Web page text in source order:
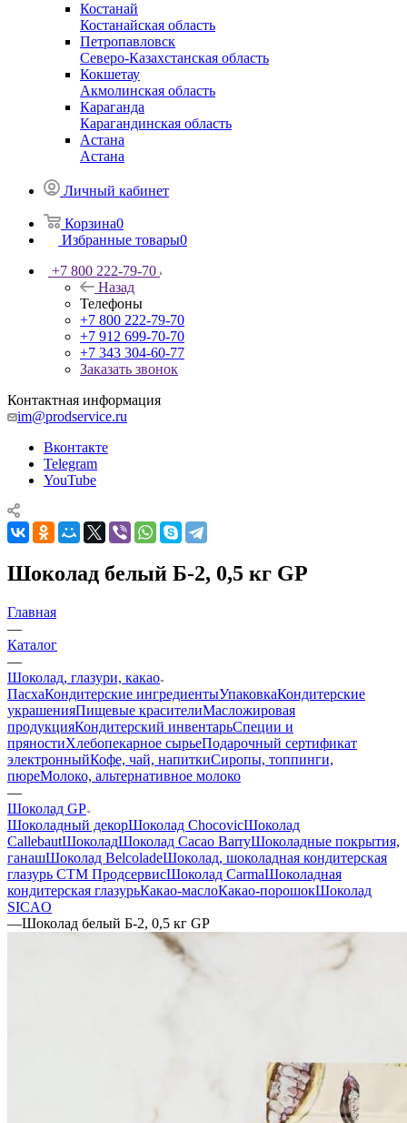
Костанай
Костанайская область
Петропавловск
Северо-Казахстанская область
Кокшетау
Акмолинская область
Караганда
Карагандинская область
Астана
Астана
Личный кабинет
Корзина0
Избранные товары0
+7 800 222-79-70
Назад
Телефоны
+7 800 222-79-70
+7 912 699-70-70
+7 343 304-60-77
Заказать звонок
Контактная информация
im@prodservice.ru
Вконтакте
Telegram
YouTube
Шоколад белый Б-2, 0,5 кг GP
Главная
—
Каталог
—
Шоколад, глазури, какао
ПасхаКондитерские ингредиентыУпаковкаКондитерские
украшенияПищевые красителиМасложировая
продукцияКондитерский инвентарьСпеции и
пряностиХлебопекарное сырьеПодарочный сертификат
электронныйКофе, чай, напиткиСиропы, топпинги,
пюреМолоко, альтернативное молоко
—
Шоколад GP
Шоколадный декорШоколад ChocovicШоколад
CallebautШоколадШоколад Cacao BarryШоколадные покрытия,
ганашШоколад BelcoladeШоколад, шоколадная кондитерская
глазурь СТМ ПродсервисШоколад CarmaШоколадная
кондитерская глазурьКакао-маслоКакао-порошокШоколад
SICAO
—Шоколад белый Б-2, 0,5 кг GP